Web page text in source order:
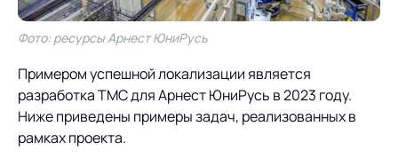
Фото: ресурсы Арнест ЮниРусь
Примером успешной локализации является
разработка ТМС для Арнест ЮниРусь в 2023 году.
Ниже приведены примеры задач, реализованных в
рамках проекта.